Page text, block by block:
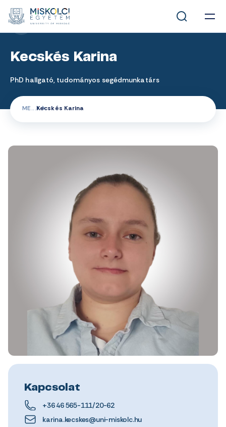
MUNKATÁRSAK
Kecskés Karina
PhD hallgató, tudományos segédmunkatárs
ME Kecskés Karina
Kapcsolat
+36 46 565-111/20-62
karina.kecskes@uni-miskolc.hu